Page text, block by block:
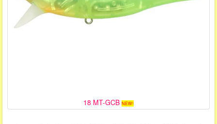
18 MT-GCB NEW!